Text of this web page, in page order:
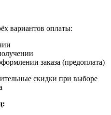
вариантов оплаты:
заказа (предоплата)
скидки при выборе